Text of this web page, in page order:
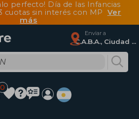
perfecto! Día de las Infancias
cuotas sin interés con MP Ver
más
Enviar a
C.A.B.A., Ciudad Autónoma De Buenos Aires
0